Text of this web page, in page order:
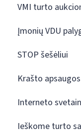
VMI turto
Įmonių VDU
STOP šešėliui
Krašto
Interneto
Ieškome turto